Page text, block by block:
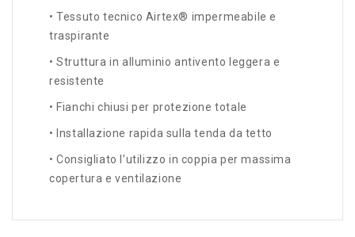
• Tessuto tecnico Airtex® impermeabile e
traspirante
• Struttura in alluminio antivento leggera e
resistente
• Fianchi chiusi per protezione totale
• Installazione rapida sulla tenda da tetto
• Consigliato l’utilizzo in coppia per massima
copertura e ventilazione